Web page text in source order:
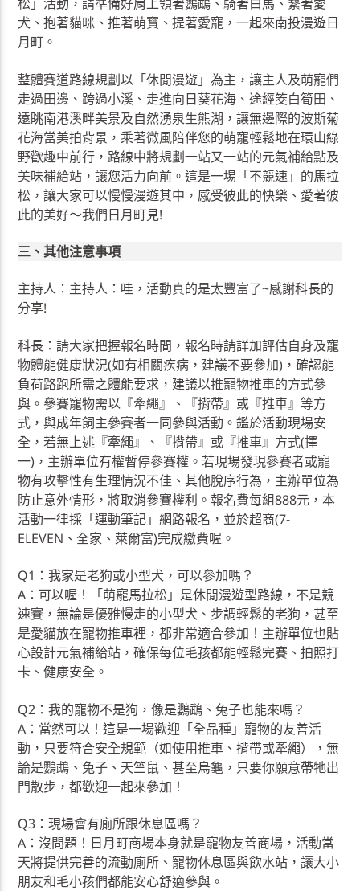
犬、抱著貓咪、推著萌寳、提著愛寵，一起來南投漫遊日
月町。
整體賽道路線規劃以「休閒漫遊」為主，讓主人及萌寵們
走過田邊、跨過小溪、走進向日葵花海、途經筊白筍田、
遠眺南港溪畔美景及自然湧泉生熊湖，讓無邊際的波斯菊
花海當美拍背景，乘著微風陪伴您的萌寵輕鬆地在環山綠
野歡趣中前行，路線中將規劃一站又一站的元氣補給點及
美味補給站，讓您活力向前。這是一埸「不競速」的馬拉
松，讓大家可以慢慢漫遊其中，感受彼此的快樂、愛著彼
此的美好～我們日月町見!
三、其他注意事項
主持人：主持人：哇，活動真的是太豐富了~感謝科長的
分享!
科長：請大家把握報名時間，報名時請詳加評估自身及寵
物體能健康狀況(如有相關疾病，建議不要參加)，確認能
負荷路跑所需之體能要求，建議以推寵物推車的方式參
與。參賽寵物需以『牽繩』、『揹帶』或『推車』等方
式，與成年飼主參賽者一同參與活動。鑑於活動現場安
全，若無上述『牽繩』、『揹帶』或『推車』方式(擇
一)，主辦單位有權暫停參賽權。若現場發現參賽者或寵
物有攻擊性有生理情況不佳、其他脫序行為，主辦單位為
防止意外情形，將取消參賽權利。報名費每組888元，本
活動一律採「運動筆記」網路報名，並於超商(7-
ELEVEN、全家、萊爾富)完成繳費喔。
Q1：我家是老狗或小型犬，可以參加嗎？
A：可以喔！「萌寵馬拉松」是休閒漫遊型路線，不是競
速賽，無論是優雅慢走的小型犬、步調輕鬆的老狗，甚至
是愛貓放在寵物推車裡，都非常適合參加！主辦單位也貼
心設計元氣補給站，確保每位毛孩都能輕鬆完賽、拍照打
卡、健康安全。
Q2：我的寵物不是狗，像是鸚鵡、兔子也能來嗎？
A：當然可以！這是一場歡迎「全品種」寵物的友善活
動，只要符合安全規範（如使用推車、揹帶或牽繩），無
論是鸚鵡、兔子、天竺鼠、甚至烏龜，只要你願意帶牠出
門散步，都歡迎一起來參加！
Q3：現場會有廁所跟休息區嗎？
A：沒問題！日月町商場本身就是寵物友善商場，活動當
天將提供完善的流動廁所、寵物休息區與飲水站，讓大小
朋友和毛小孩們都能安心舒適參與。